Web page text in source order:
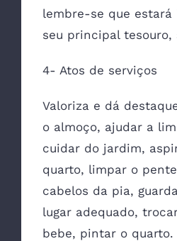
lembre-se que estará
seu principal tesouro,
4- Atos de serviços
Valoriza e dá
o almoço, ajudar a
cuidar do jardim,
quarto, limpar o
cabelos da pia,
lugar adequado,
bebe, pintar o quarto.